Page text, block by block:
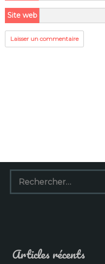
Site web
Rechercher :
Articles récents